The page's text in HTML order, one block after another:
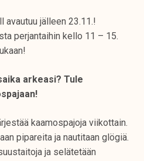
avautuu jälleen 23.11.!
perjantaihin kello 11 – 15.
arkeasi? Tule
kaamospajoja viikottain.
pipareita ja nautitaan glögiä.
ja selätetään